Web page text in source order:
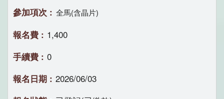
全馬(含晶片)
1,400
0
2026/06/03